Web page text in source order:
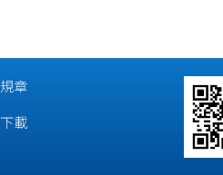
章
載